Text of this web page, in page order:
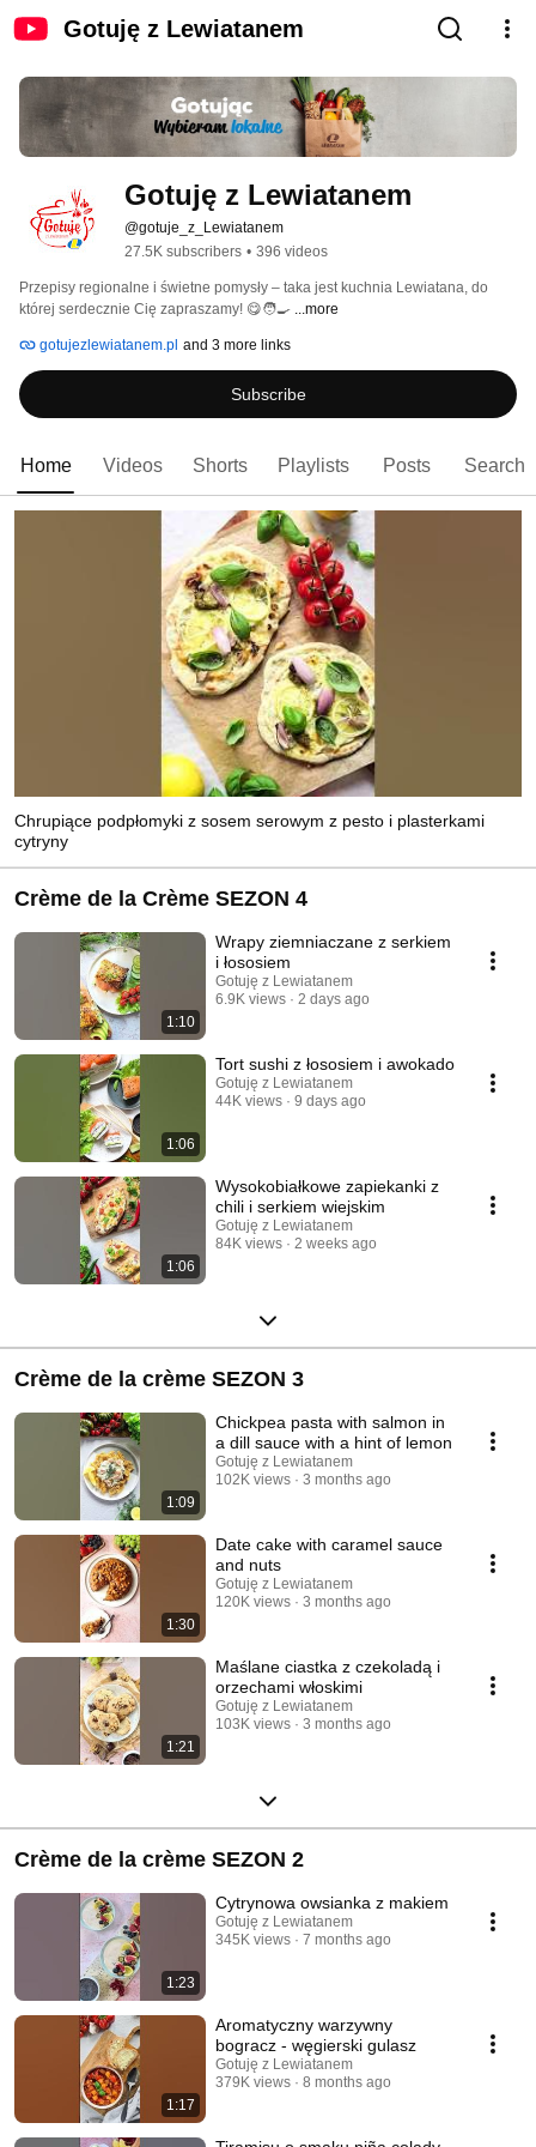
Gotuję z Lewiatanem
Gotuję z Lewiatanem
@gotuje_z_Lewiatanem
27.5K subscribers • 396 videos
Przepisy regionalne i świetne pomysły – taka jest kuchnia Lewiatana, do
której serdecznie Cię zapraszamy! 😋🧑‍🍳 ...more
gotujezlewiatanem.pl and 3 more links
Subscribe
Home Videos Shorts Playlists Posts Search
Chrupiące podpłomyki z sosem serowym z pesto i plasterkami
cytryny
Crème de la Crème SEZON 4
1:10
Wrapy ziemniaczane z serkiem
i łososiem
Gotuję z Lewiatanem
6.9K views
2 days ago
1:06
Tort sushi z łososiem i awokado
Gotuję z Lewiatanem
44K views
9 days ago
1:06
Wysokobiałkowe zapiekanki z
chili i serkiem wiejskim
Gotuję z Lewiatanem
84K views
2 weeks ago
Crème de la crème SEZON 3
1:09
Chickpea pasta with salmon in
a dill sauce with a hint of lemon
Gotuję z Lewiatanem
102K views
3 months ago
1:30
Date cake with caramel sauce
and nuts
Gotuję z Lewiatanem
120K views
3 months ago
1:21
Maślane ciastka z czekoladą i
orzechami włoskimi
Gotuję z Lewiatanem
103K views
3 months ago
Crème de la crème SEZON 2
1:23
Cytrynowa owsianka z makiem
Gotuję z Lewiatanem
345K views
7 months ago
1:17
Aromatyczny warzywny
bogracz - węgierski gulasz
Gotuję z Lewiatanem
379K views
8 months ago